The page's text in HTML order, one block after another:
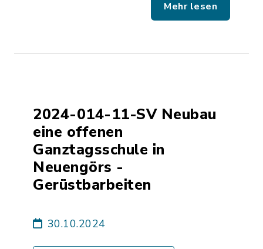
Mehr lesen
2024-014-11-SV Neubau
eine offenen
Ganztagsschule in
Neuengörs -
Gerüstbarbeiten
30.10.2024